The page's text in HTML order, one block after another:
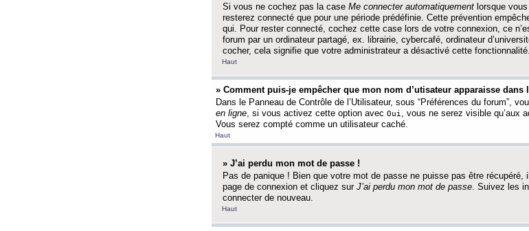
Si vous ne cochez pas la case Me connecter automatiquement lorsque
resterez connecté que pour une période prédéfinie. Cette prévention
qui. Pour rester connecté, cochez cette case lors de votre connexion, ce
forum par un ordinateur partagé, ex. librairie, cybercafé, ordinateur
cocher, cela signifie que votre administrateur a désactivé cette fonctionnalité.
Haut
» Comment puis-je empêcher que mon nom d’utisateur apparaisse
Dans le Panneau de Contrôle de l’Utilisateur, sous “Préférences du forum”,
en ligne, si vous activez cette option avec Oui , vous ne serez visible qu’aux
Vous serez compté comme un utilisateur caché.
Haut
» J’ai perdu mon mot de passe !
Pas de panique ! Bien que votre mot de passe ne puisse pas être
page de connexion et cliquez sur J’ai perdu mon mot de passe. Suivez les
connecter de nouveau.
Haut